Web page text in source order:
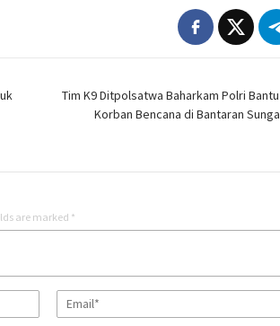
Tim K9 Ditpolsatwa Baharkam Polri
Korban Bencana di Bantaran
are marked *